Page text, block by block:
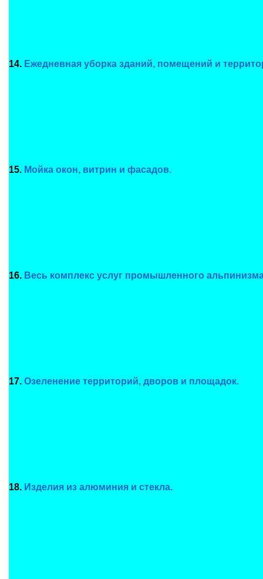
14. Ежедневная уборка зданий, помещений и
15. Мойка окон, витрин и фасадов.
16. Весь комплекс услуг промышленного
17. Озеленение территорий, дворов и площадок.
18. Изделия из алюминия и стекла.